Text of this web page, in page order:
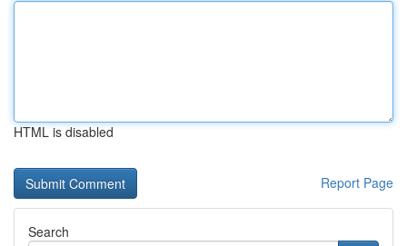
HTML is disabled
Report Page
Search